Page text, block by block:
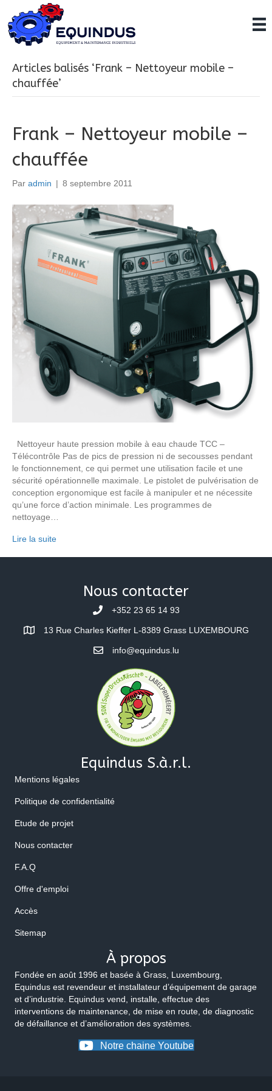
Articles balisés ‘Frank – Nettoyeur mobile –
chauffée’
Frank – Nettoyeur mobile –
chauffée
Par admin | 8 septembre 2011
Nettoyeur haute pression mobile à eau chaude TCC –
Télécontrôle Pas de pics de pression ni de secousses pendant
le fonctionnement, ce qui permet une utilisation facile et une
sécurité opérationnelle maximale. Le pistolet de pulvérisation de
conception ergonomique est facile à manipuler et ne nécessite
qu’une force d’action minimale. Les programmes de
nettoyage…
Lire la suite
Nous contacter
+352 23 65 14 93
13 Rue Charles Kieffer L-8389 Grass LUXEMBOURG
info@equindus.lu
Equindus S.à.r.l.
Mentions légales
Politique de confidentialité
Etude de projet
Nous contacter
F.A.Q
Offre d'emploi
Accès
Sitemap
À propos
Fondée en août 1996 et basée à Grass, Luxembourg,
Equindus est revendeur et installateur d’équipement de garage
et d’industrie. Equindus vend, installe, effectue des
interventions de maintenance, de mise en route, de diagnostic
de défaillance et d’amélioration des systèmes.
Notre chaine Youtube